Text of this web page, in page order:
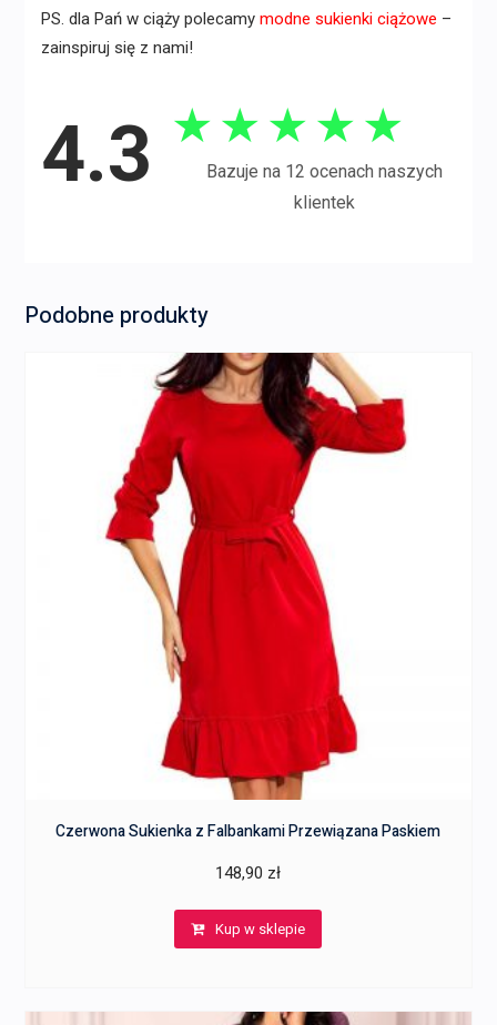
PS. dla Pań w ciąży polecamy modne sukienki ciążowe –
zainspiruj się z nami!
4.3 ★ ★ ★ ★ ★
Bazuje na 12 ocenach naszych
klientek
Podobne produkty
Czerwona Sukienka z Falbankami Przewiązana Paskiem
148,90 zł
Kup w sklepie